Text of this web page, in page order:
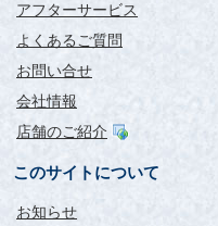
アフターサービス
よくあるご質問
お問い合せ
会社情報
店舗のご紹介
このサイトについて
お知らせ